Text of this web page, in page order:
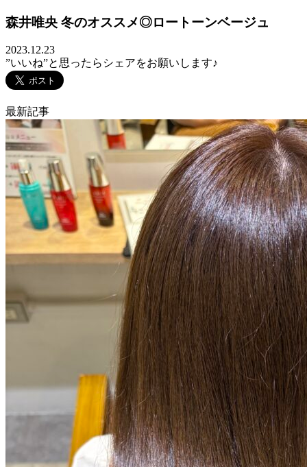
森井唯央 冬のオススメ◎ロートーンベージュ
2023.12.23
”いいね”と思ったらシェアをお願いします♪
最新記事